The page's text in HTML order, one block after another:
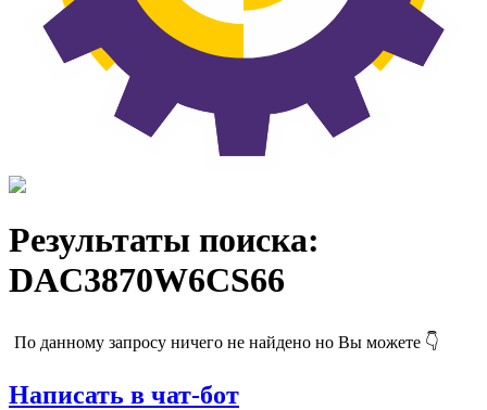
Результаты поиска:
DAC3870W6CS66
По данному запросу ничего не найдено но Вы можете 👇
Написать в чат-бот